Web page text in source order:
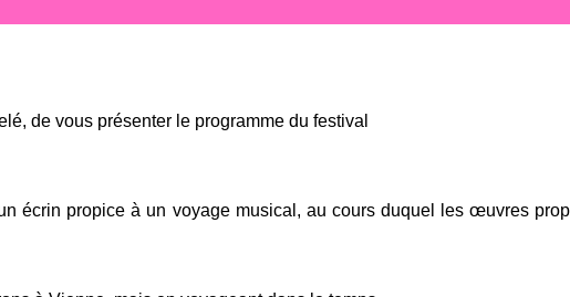
de vous présenter le programme du festival
écrin propiceà un voyage musical, au cours duquel les œuvres